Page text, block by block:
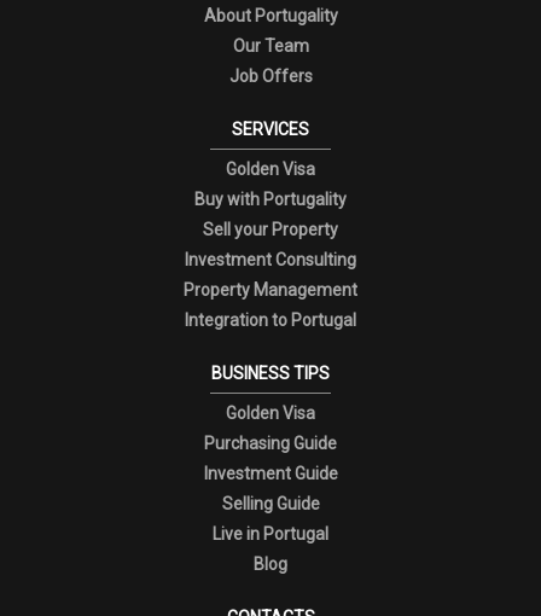
About Portugality
Our Team
Job Offers
SERVICES
Golden Visa
Buy with Portugality
Sell your Property
Investment Consulting
Property Management
Integration to Portugal
BUSINESS TIPS
Golden Visa
Purchasing Guide
Investment Guide
Selling Guide
Live in Portugal
Blog